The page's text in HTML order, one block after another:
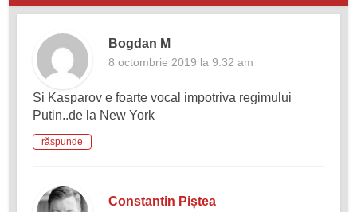
Bogdan M
8 octombrie 2019 la 9:32 am
Si Kasparov e foarte vocal impotriva regimului
Putin..de la New York
răspunde
Constantin Piștea